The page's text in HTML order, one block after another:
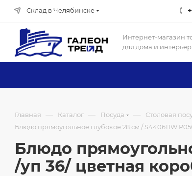
Склад в Челябинске
Интернет-магазин
для дома и
Главная — Каталог — Посуда — Столовая
Блюдо прямоугольное глубокое 28 см / S440611W
Блюдо
/уп 36/ цветная